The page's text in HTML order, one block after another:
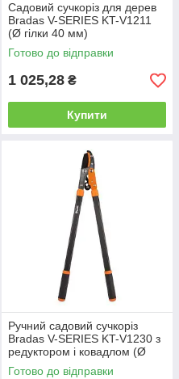
Садовий сучкоріз для дерев
Bradas V-SERIES KT-V1211
(Ø гілки 40 мм)
Готово до відправки
1 025,28 ₴
Купити
Ручний садовий сучкоріз
Bradas V-SERIES KT-V1230 з
редуктором і ковадлом (Ø
гілки 50 мм)
Готово до відправки